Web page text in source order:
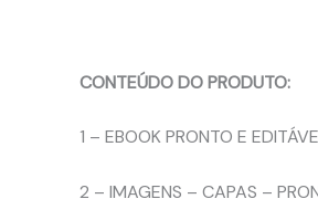
CONTEÚDO DO PRODUTO:
1 – EBOOK PRONTO E
2 – IMAGENS – CAPAS –